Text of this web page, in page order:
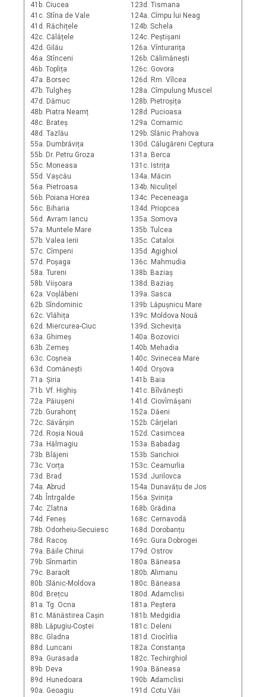
41b. Ciucea
41c. Stîna de Vale
41d. Răchițele
42c. Călățele
42d. Gilău
46a. Stînceni
46b. Toplița
47a. Borsec
47b. Tulgheș
47d. Dămuc
48b. Piatra Neamț
48c. Brateș
48d. Tazlău
55a. Dumbrăvița
55b. Dr. Petru Groza
55c. Moneasa
55d. Vașcău
56a. Pietroasa
56b. Poiana Horea
56c. Biharia
56d. Avram Iancu
57a. Muntele Mare
57b. Valea Ierii
57c. Cîmpeni
57d. Poșaga
58a. Tureni
58b. Viișoara
62a. Voșlăbeni
62b. Sîndominic
62c. Vlăhița
62d. Miercurea-Ciuc
63a. Ghimeș
63b. Zemeș
63c. Coșnea
63d. Comănești
71a. Șiria
71b. Vf. Highiș
72a. Păiușeni
72b. Gurahonț
72c. Săvârșin
72d. Roșia Nouă
73a. Hălmagiu
73b. Blăjeni
73c. Vorța
73d. Brad
74a. Abrud
74b. Întrgalde
74c. Zlatna
74d. Feneș
78b. Odorheiu-Secuiesc
78d. Racoș
79a. Băile Chirui
79b. Sînmartin
79c. Baraolt
80b. Slănic-Moldova
80d. Brețcu
81a. Tg. Ocna
81c. Mănăstirea Cașin
88b. Lăpugiu-Coștei
88c. Gladna
88d. Luncani
89a. Gurasada
89b. Deva
89d. Hunedoara
90a. Geoagiu
123d. Tismana
124a. Cîmpu lui Neag
124b. Schela
124c. Peștișani
126a. Vînturarița
126b. Călimănești
126c. Govora
126d. Rm. Vîlcea
128a. Cîmpulung Muscel
128b. Pietroșița
128d. Pucioasa
129a. Comarnic
129b. Slănic Prahova
130d. Călugăreni Ceptura
131a. Berca
131c. Istrița
134a. Măcin
134b. Niculițel
134c. Peceneaga
134d. Priopcea
135a. Somova
135b. Tulcea
135c. Cataloi
135d. Agighiol
136c. Mahmudia
138b. Baziaș
138d. Baziaș
139a. Sasca
139b. Lăpușnicu Mare
139c. Moldova Nouă
139d. Sichevița
140a. Bozovici
140b. Mehadia
140c. Svinecea Mare
140d. Orșova
141b. Baia
141c. Bîlvănești
141d. Ciovîrnășani
152a. Dăeni
152b. Cârjelari
152d. Casimcea
153a. Babadag
153b. Sarichioi
153c. Ceamurlia
153d. Jurilovca
154a. Dunavățu de Jos
156a. Șvinița
168b. Grădina
168c. Cernavodă
168d. Dorobanțu
169c. Gura Dobrogei
179d. Ostrov
180a. Băneasa
180b. Alimanu
180c. Băneasa
180d. Adamclisi
181a. Peștera
181b. Medgidia
181c. Deleni
181d. Ciocîrlia
182a. Constanța
182c. Techirghiol
190a. Băneasa
190b. Adamclisi
191d. Cotu Văii